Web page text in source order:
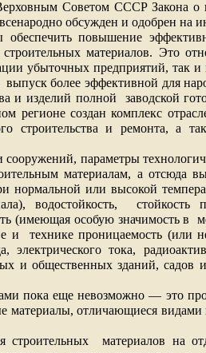
Советом СССР Закона о
обсужден и одобрен на
повышение
материалов. Это
убыточных предприятий, так
выпуск более эффективной для
и изделий полной
заводской
регионе создан комплекс
строительства и ремонта, а
параметры
материалам, а отсюда
нормальной или высокой
водостойкость,
стойкость
(имеющая особую значимость в
и
технике проницаемость (или
электрического тока,
и общественных зданий, садов
пока еще невозможно — это
материалы, отличающиеся видами
строительных
материалов на